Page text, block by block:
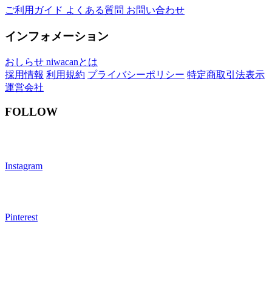
ご利用ガイド よくある質問 お問い合わせ
インフォメーション
おしらせ niwacanとは
採用情報 利用規約 プライバシーポリシー 特定商取引法表示
運営会社
FOLLOW
Instagram
Pinterest